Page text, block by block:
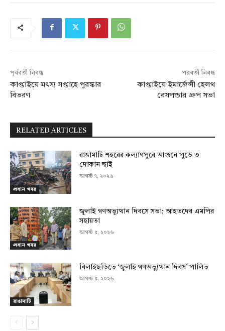
পূর্ববর্তী নিবন্ধ
কাপ্তাইয়ে মৎস্য সপ্তাহে পুরস্কার
বিতরণ
পরবর্তী নিবন্ধ
কাপ্তাইয়ে ইমার্জেন্সী হেলথ
রেসপন্ডার গ্রুপ সভা
RELATED ARTICLES
প্রধান খবর
রাঙামাটি শহরের কল্যাণপুরে আগুনে পুড়ে ৩
দোকান ছাই
আগস্ট ৭, ২০২৬
প্রধান খবর
জুলাই গণঅভ্যুত্থান দিবসে সভা; আহতদের এমপির
সহায়তা
আগস্ট ৫, ২০২৬
রাঙামাটি
বিলাইছড়িতে ‘জুলাই গণঅভ্যুত্থান দিবস’ পালিত
আগস্ট ৫, ২০২৬